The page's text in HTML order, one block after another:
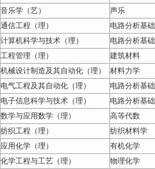
音乐学（艺） 声乐
通信工程（理） 电路分析基础
计算机科学与技术（理） 电路分析基础
工程管理（理） 建筑材料
机械设计制造及其自动化（理） 材料力学
电气工程及其自动化（理） 电路分析基础
电子信息科学与技术（理） 电路分析基础
数学与应用数学（理） 高等代数
纺织工程（理） 纺织材料学
应用化学（理） 有机化学
化学工程与工艺（理） 物理化学